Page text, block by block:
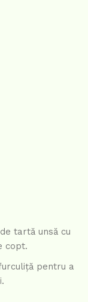
tartă unsă cu
copt.
pentru a